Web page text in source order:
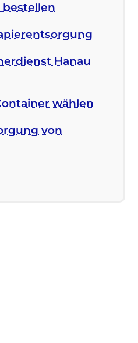
Hanau
wählen
von